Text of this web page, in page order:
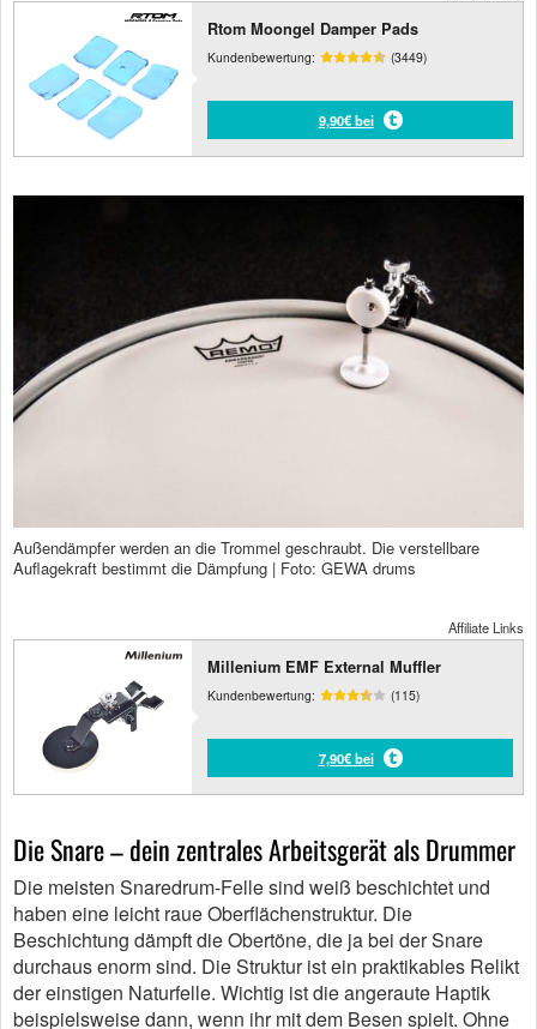
Rtom Moongel Damper Pads
Kundenbewertung: (3449)
9,90€ bei
Außendämpfer werden an die Trommel geschraubt. Die verstellbare
Auflagekraft bestimmt die Dämpfung | Foto: GEWA drums
Affiliate Links
Millenium EMF External Muffler
Kundenbewertung: (115)
7,90€ bei
Die Snare – dein zentrales Arbeitsgerät als Drummer
Die meisten Snaredrum-Felle sind weiß beschichtet und
haben eine leicht raue Oberflächenstruktur. Die
Beschichtung dämpft die Obertöne, die ja bei der Snare
durchaus enorm sind. Die Struktur ist ein praktikables Relikt
der einstigen Naturfelle. Wichtig ist die angeraute Haptik
beispielsweise dann, wenn ihr mit dem Besen spielt. Ohne